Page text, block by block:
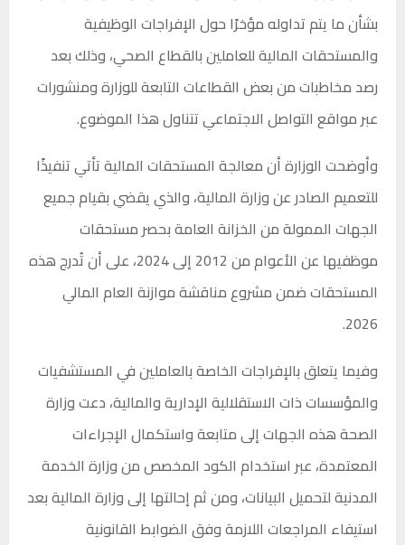
بشأن ما يتم تداوله مؤخرًا حول الإفراجات الوظيفية
والمستحقات المالية للعاملين بالقطاع الصحي، وذلك بعد
رصد مخاطبات من بعض القطاعات التابعة للوزارة ومنشورات
عبر مواقع التواصل الاجتماعي تتناول هذا الموضوع.
وأوضحت الوزارة أن معالجة المستحقات المالية تأتي تنفيذًا
للتعميم الصادر عن وزارة المالية، والذي يقضي بقيام جميع
الجهات الممولة من الخزانة العامة بحصر مستحقات
موظفيها عن الأعوام من 2012 إلى 2024، على أن تُدرج هذه
المستحقات ضمن مشروع مناقشة موازنة العام المالي
2026.
وفيما يتعلق بالإفراجات الخاصة بالعاملين في المستشفيات
والمؤسسات ذات الاستقلالية الإدارية والمالية، دعت وزارة
الصحة هذه الجهات إلى متابعة واستكمال الإجراءات
المعتمدة، عبر استخدام الكود المخصص من وزارة الخدمة
المدنية لتحميل البيانات، ومن ثم إحالتها إلى وزارة المالية بعد
استيفاء المراجعات اللازمة وفق الضوابط القانونية